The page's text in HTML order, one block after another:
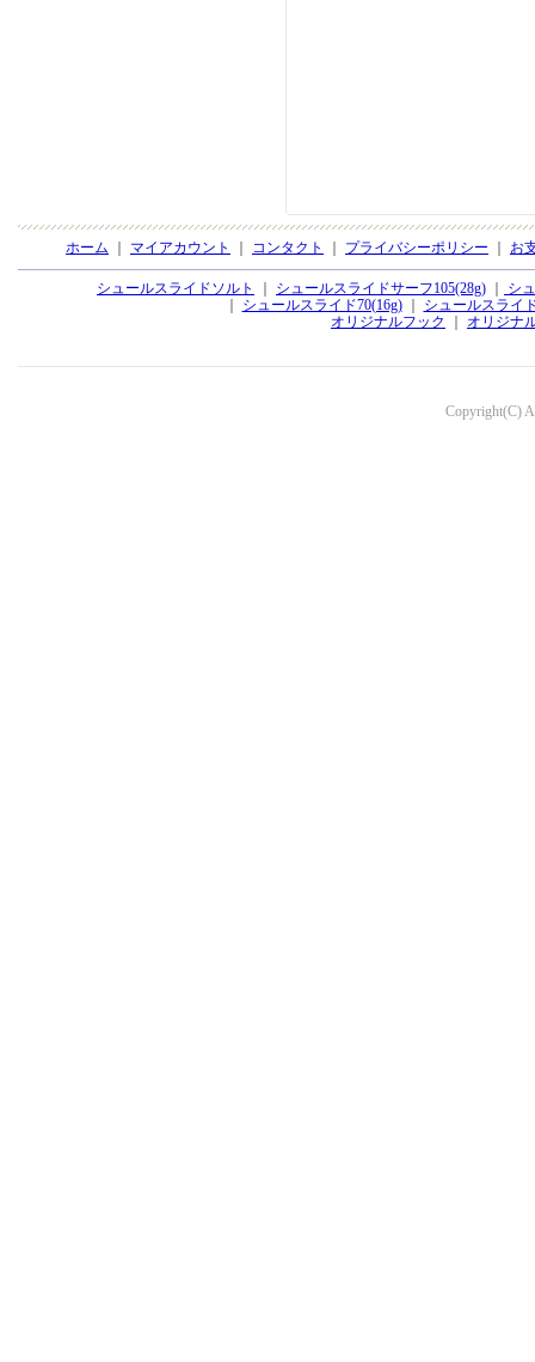
ホーム マイアカウント コンタクト プライバシーポリシー お
シュールスライドソルト シュールスライドサーフ105(28g)
シ
シュールスライド70(16g)｜
シュールスライ
オリジナルフック
オリジナ
Copyright(C)